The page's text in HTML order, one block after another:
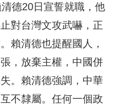
德20日宣誓就職，他
對台灣文攻武嚇，正
賴清德也提醒國人，
，放棄主權，中國併
。賴清德強調，中華
不隸屬。任何一個政